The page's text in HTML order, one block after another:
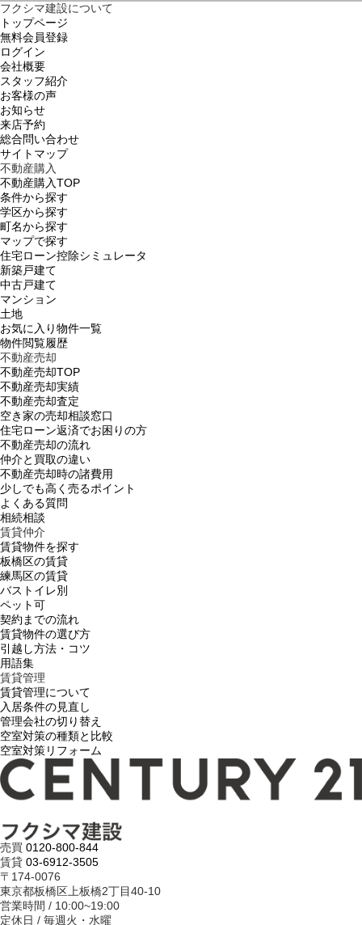
フクシマ建設について
トップページ
無料会員登録
ログイン
会社概要
スタッフ紹介
お客様の声
お知らせ
来店予約
総合問い合わせ
サイトマップ
不動産購入
不動産購入TOP
条件から探す
学区から探す
町名から探す
マップで探す
住宅ローン控除シミュレータ
新築戸建て
中古戸建て
マンション
土地
お気に入り物件一覧
物件閲覧履歴
不動産売却
不動産売却TOP
不動産売却実績
不動産売却査定
空き家の売却相談窓口
住宅ローン返済でお困りの方
不動産売却の流れ
仲介と買取の違い
不動産売却時の諸費用
少しでも高く売るポイント
よくある質問
相続相談
賃貸仲介
賃貸物件を探す
板橋区の賃貸
練馬区の賃貸
バストイレ別
ペット可
契約までの流れ
賃貸物件の選び方
引越し方法・コツ
用語集
賃貸管理
賃貸管理について
入居条件の見直し
管理会社の切り替え
空室対策の種類と比較
空室対策リフォーム
売買 0120-800-844
賃貸 03-6912-3505
〒174-0076
東京都板橋区上板橋2丁目40-10
営業時間 / 10:00~19:00
定休日 / 毎週火・水曜